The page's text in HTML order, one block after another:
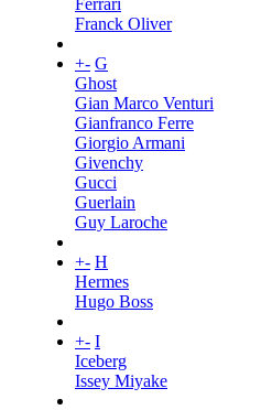
Ferrari
Franck Oliver
+- G
Ghost
Gian Marco Venturi
Gianfranco Ferre
Giorgio Armani
Givenchy
Gucci
Guerlain
Guy Laroche
+- H
Hermes
Hugo Boss
+- I
Iceberg
Issey Miyake